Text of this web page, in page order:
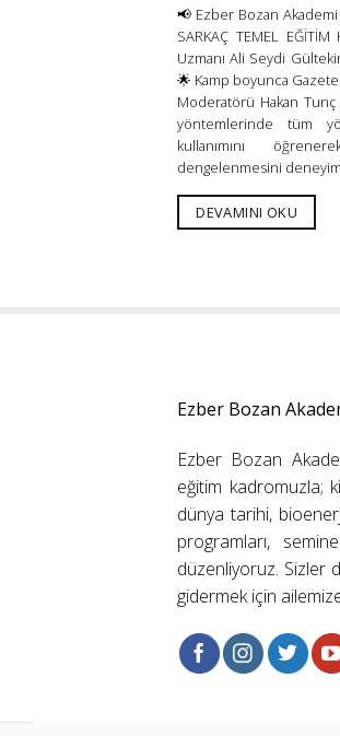
📢 Ezber Bozan Akademi
SARKAÇ TEMEL
Uzmanı Ali Seydi
🌟 Kamp boyunca
Moderatörü Hakan
yöntemlerinde tüm
kullanımını
dengelenmesini
DEVAMINI OKU
Ezber Bozan
Ezber Bozan
eğitim kadromuzla;
dünya tarihi,
programları,
düzenliyoruz. Sizler
gidermek için ailemize